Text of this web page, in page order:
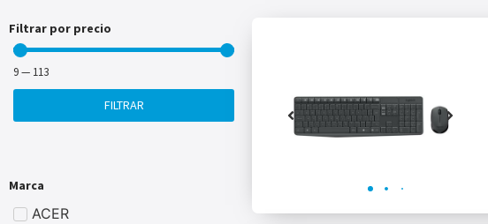
Filtrar por precio
9— 113
FILTRAR
Marca
ACER